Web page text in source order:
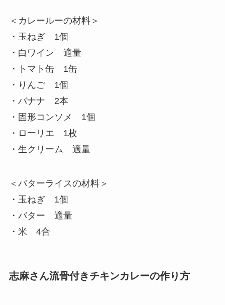
＜カレールーの材料＞
・玉ねぎ 1個
・白ワイン 適量
・トマト缶 1缶
・りんご 1個
・バナナ 2本
・固形コンソメ 1個
・ローリエ 1枚
・生クリーム 適量
＜バターライスの材料＞
・玉ねぎ 1個
・バター 適量
・米 4合
志麻さん流骨付きチキンカレーの作り方